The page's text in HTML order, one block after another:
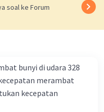
soal ke Forum
bunyi di udara 328
merambat
kecepatan